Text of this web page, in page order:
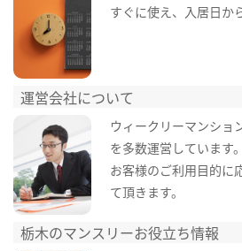
すぐに使え、入居日か
運営会社について
ウィークリーマンショ
を多数運営しています。
お客様のご利用目的に
て頂きます。
栃木のマンスリーお役立ち情報